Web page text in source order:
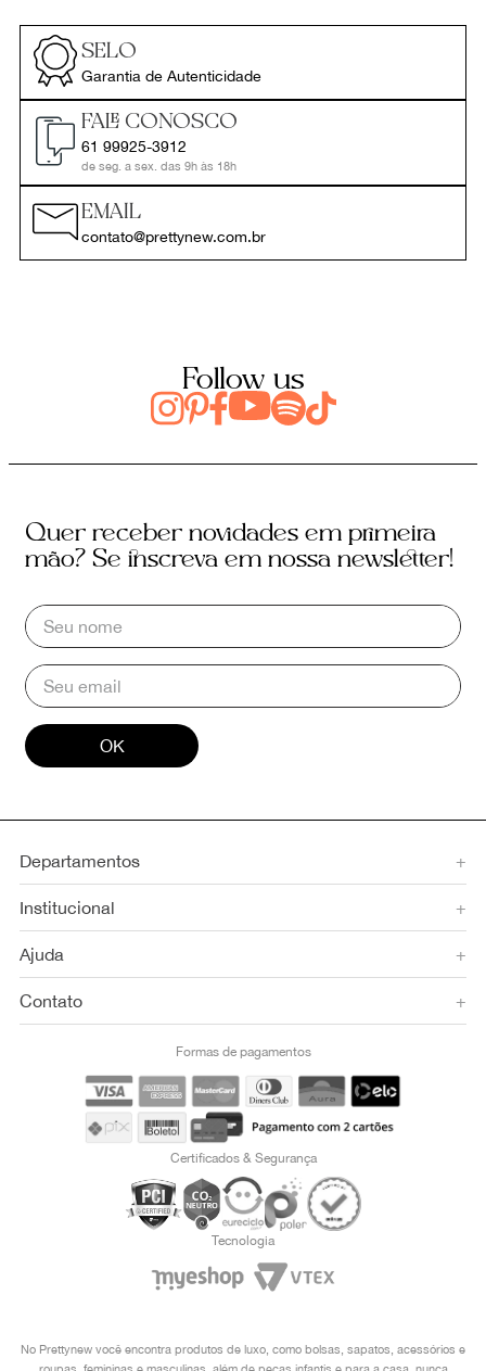
SELO
Garantia de Autenticidade
FALE CONOSCO
61 99925-3912
de seg. a sex. das 9h às 18h
EMAIL
contato@prettynew.com.br
Follow us
Quer receber novidades em primeira
mão? Se inscreva em nossa newsletter!
OK
Departamentos +
Institucional +
Ajuda +
Contato +
Formas de pagamentos
Certificados & Segurança
Tecnologia
No Prettynew você encontra produtos de luxo, como bolsas, sapatos, acessórios e